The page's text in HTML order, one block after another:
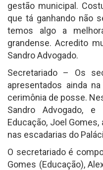
gestão municipal.
que tá ganhando não
temos algo a
grandense. Acredito
Sandro Advogado.
Secretariado – Os
apresentados ainda
cerimônia de posse.
Sandro Advogado,
Educação, Joel
nas escadarias do
O secretariado é
Gomes (Educação),